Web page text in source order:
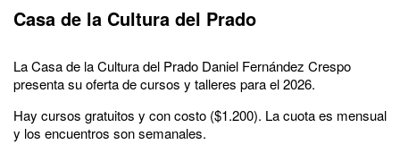
Casa de la Cultura del Prado
La Casa de la Cultura del Prado Daniel Fernández Crespo
presenta su oferta de cursos y talleres para el 2026.
Hay cursos gratuitos y con costo ($1.200). La cuota es mensual
y los encuentros son semanales.